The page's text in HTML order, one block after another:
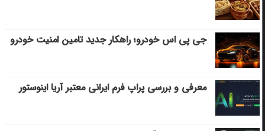
جی پی اس خودرو؛ راهکار جدید تامین امنیت خودرو
معرفی و بررسی پراپ فرم ایرانی معتبر آریا اینوستور